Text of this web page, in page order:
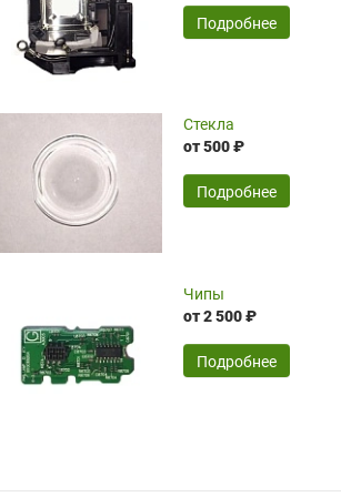
временные затраты по достаточно
оптимизированной стоимости, чему
чрезмерно благодарны!)))
SERGEY FOURSOV,24.04.2026
широкий ассортимент ламп, как оригиналов,
так и аналогов.Быстрое оформление и
передача в доставку, приемлемые цены. Мне
понравилось.
Читать полностью
16.04.2026
Подробнее
Стекла
от 500 ₽
Подробнее
Чипы
от 2 500 ₽
Подробнее